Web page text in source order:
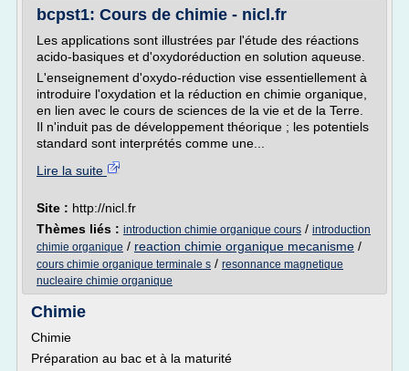
bcpst1: Cours de chimie - nicl.fr
Les applications sont illustrées par l'étude des réactions
acido-basiques et d'oxydoréduction en solution aqueuse.
L'enseignement d'oxydo-réduction vise essentiellement à
introduire l'oxydation et la réduction en chimie organique,
en lien avec le cours de sciences de la vie et de la Terre.
Il n'induit pas de développement théorique ; les potentiels
standard sont interprétés comme une...
Lire la suite
Site : http://nicl.fr
Thèmes liés : introduction chimie organique cours / introduction
chimie organique / reaction chimie organique mecanisme /
cours chimie organique terminale s / resonnance magnetique
nucleaire chimie organique
Chimie
Chimie
Préparation au bac et à la maturité